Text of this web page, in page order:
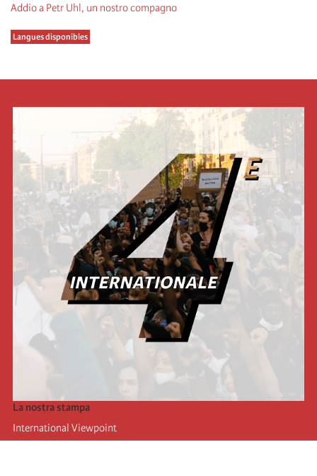
Addio a Petr Uhl, un nostro compagno
Langues disponibles
La nostra stampa
International Viewpoint